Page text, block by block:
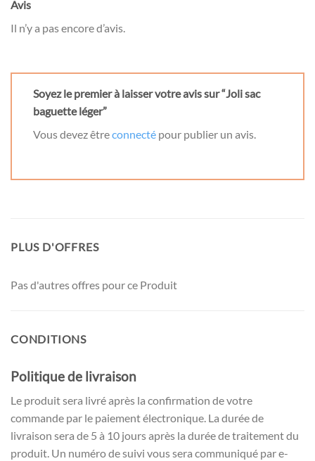
Avis
Il n’y a pas encore d’avis.
Soyez le premier à laisser votre avis sur “Joli sac
baguette léger”
Vous devez êtreconnecté pour publier un avis.
PLUS D'OFFRES
Pas d'autres offres pour ce Produit
CONDITIONS
Politique de livraison
Le produit sera livré après la confirmation de votre
commande par le paiement électronique. La durée de
livraison sera de 5 à 10 jours après la durée de traitement du
produit. Un numéro de suivi vous sera communiqué par e-